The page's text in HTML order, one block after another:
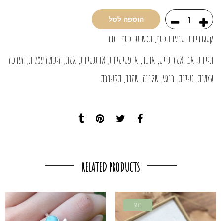
הוספה לסל
קטגוריות: טבעות כסף תכשיטי כסף וזהב
תגיות: אבן אמזונייט אהבה אופטימיות אותנטיות אמת הגשמה עצמית הערכה
עצמית נשיות רוגע שלווה שמחה תקשורת
RELATED PRODUCTS
Sale